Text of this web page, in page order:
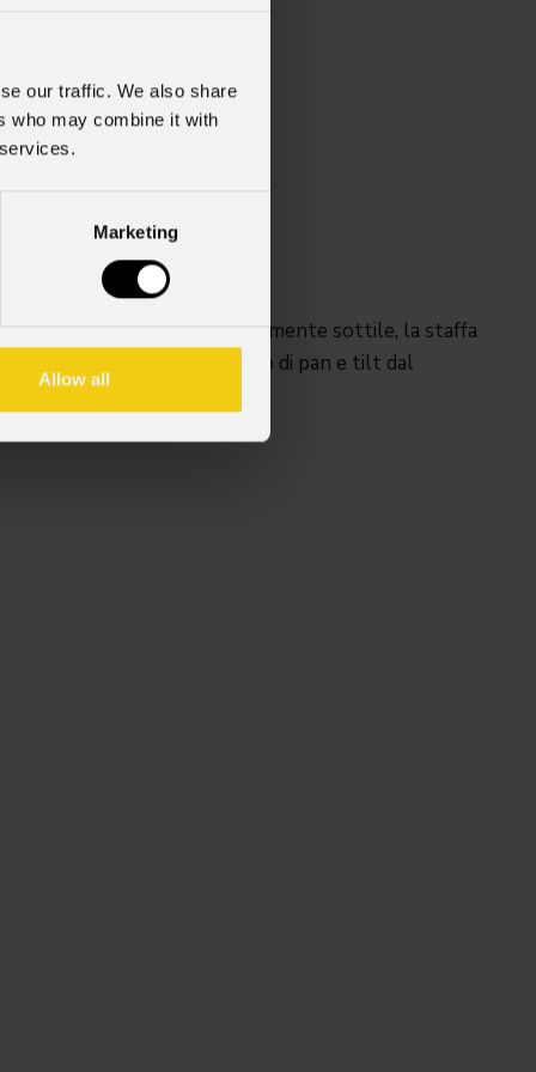
our traffic. We also share
who may combine it with
Marketing
Allow all
Con un profilo estremamente sottile, la staffa
il pieno funzionamento di pan e tilt dal